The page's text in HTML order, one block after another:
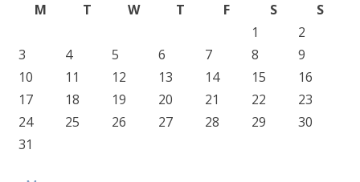
M
T W T F S
S
1
2
3
4 5 6 7 8
9
10
11 12 13 14 15
16
17
18 19 20 21 22
23
24
25 26 27 28 29
30
31